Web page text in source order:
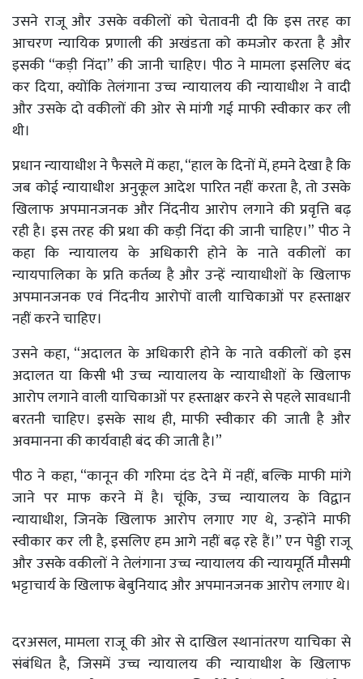
उसने राजू और उसके वकीलों को चेतावनी दी कि इस तरह का
आचरण न्यायिक प्रणाली की अखंडता को कमजोर करता है और
इसकी “कड़ी निंदा” की जानी चाहिए। पीठ ने मामला इसलिए बंद
कर दिया, क्योंकि तेलंगाना उच्च न्यायालय की न्यायाधीश ने वादी
और उसके दो वकीलों की ओर से मांगी गई माफी स्वीकार कर ली
थी।
प्रधान न्यायाधीश ने फैसले में कहा, “हाल के दिनों में, हमने देखा है कि
जब कोई न्यायाधीश अनुकूल आदेश पारित नहीं करता है, तो उसके
खिलाफ अपमानजनक और निंदनीय आरोप लगाने की प्रवृत्ति बढ़
रही है। इस तरह की प्रथा की कड़ी निंदा की जानी चाहिए।” पीठ ने
कहा कि न्यायालय के अधिकारी होने के नाते वकीलों का
न्यायपालिका के प्रति कर्तव्य है और उन्हें न्यायाधीशों के खिलाफ
अपमानजनक एवं निंदनीय आरोपों वाली याचिकाओं पर हस्ताक्षर
नहीं करने चाहिए।
उसने कहा, “अदालत के अधिकारी होने के नाते वकीलों को इस
अदालत या किसी भी उच्च न्यायालय के न्यायाधीशों के खिलाफ
आरोप लगाने वाली याचिकाओं पर हस्ताक्षर करने से पहले सावधानी
बरतनी चाहिए। इसके साथ ही, माफी स्वीकार की जाती है और
अवमानना ​​की कार्यवाही बंद की जाती है।”
पीठ ने कहा, “कानून की गरिमा दंड देने में नहीं, बल्कि माफी मांगे
जाने पर माफ करने में है। चूंकि, उच्च न्यायालय के विद्वान
न्यायाधीश, जिनके खिलाफ आरोप लगाए गए थे, उन्होंने माफी
स्वीकार कर ली है, इसलिए हम आगे नहीं बढ़ रहे हैं।” एन पेड्डी राजू
और उसके वकीलों ने तेलंगाना उच्च न्यायालय की न्यायमूर्ति मौसमी
भट्टाचार्य के खिलाफ बेबुनियाद और अपमानजनक आरोप लगाए थे।
दरअसल, मामला राजू की ओर से दाखिल स्थानांतरण याचिका से
संबंधित है, जिसमें उच्च न्यायालय की न्यायाधीश के खिलाफ